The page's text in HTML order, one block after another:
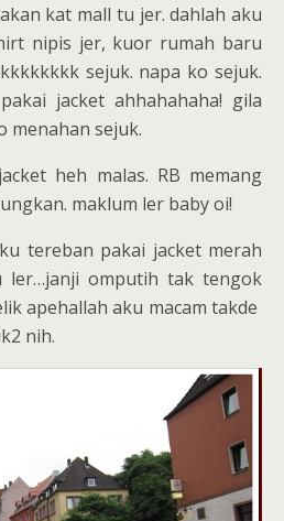
kat mall tu jer. dahlah aku
nipis jer, kuor rumah baru
sejuk. napa ko sejuk.
jacket ahhahahaha! gila
menahan sejuk.
heh malas. RB memang
maklum ler baby oi!
tereban pakai jacket merah
ler…janji omputih tak tengok
apehallah aku macam takde
nih.